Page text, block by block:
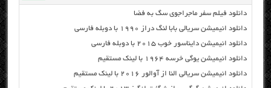
دانلود فیلم سفر ماجراجوی سگ به فضا
دانلود انیمیشن سریالی بابا لنگ دراز ۱۹۹۰ با دوبله فارسی
دانلود انیمیشن دایناسور خوب ۲۰۱۵ با دوبله فارسی
دانلود انیمیشن یوگی خرسه ۱۹۶۴ با لینک مستقیم
دانلود انیمیشن سریالی النا از آوالور ۲۰۱۶ با لینک مستقیم